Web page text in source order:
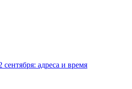
адреса и время